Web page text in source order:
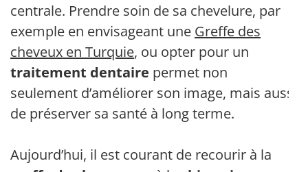
centrale. Prendre soin de sa chevelure, par
exemple en envisageant une Greffe des
cheveux en Turquie, ou opter pour un
traitement dentaire permet non
seulement d’améliorer son image, mais aussi
de préserver sa santé à long terme.
Aujourd’hui, il est courant de recourir à la